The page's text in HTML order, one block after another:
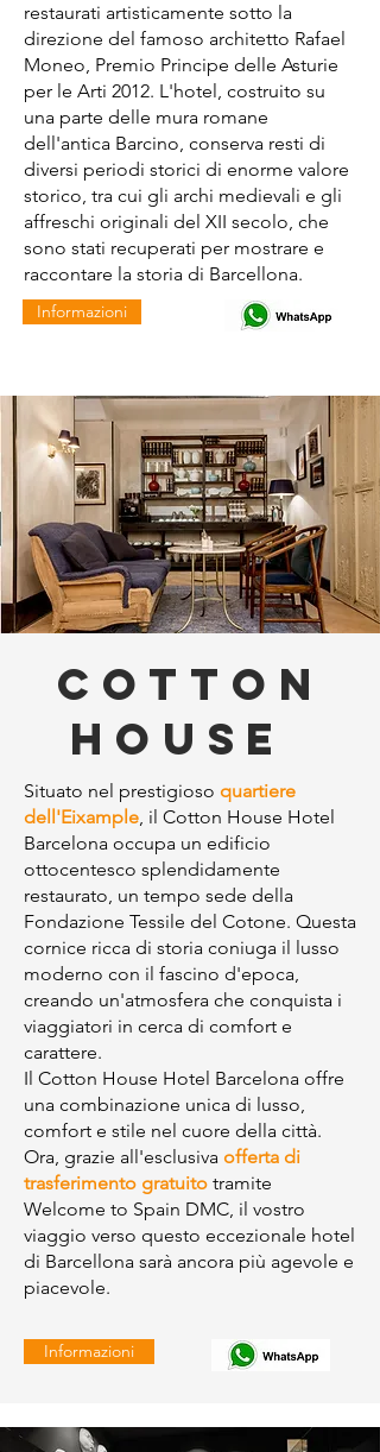
restaurati artisticamente sotto la
direzione del famoso architetto Rafael
Moneo, Premio Principe delle Asturie
per le Arti 2012. L'hotel, costruito su
una parte delle mura romane
dell'antica Barcino, conserva resti di
diversi periodi storici di enorme valore
storico, tra cui gli archi medievali e gli
affreschi originali del XII secolo, che
sono stati recuperati per mostrare e
raccontare la storia di Barcellona.
Informazioni
COTTON
HOUSE
Situato nel prestigioso quartiere
dell'Eixample, il Cotton House Hotel
Barcelona occupa un edificio
ottocentesco splendidamente
restaurato, un tempo sede della
Fondazione Tessile del Cotone. Questa
cornice ricca di storia coniuga il lusso
moderno con il fascino d'epoca,
creando un'atmosfera che conquista i
viaggiatori in cerca di comfort e
carattere.
Il Cotton House Hotel Barcelona offre
una combinazione unica di lusso,
comfort e stile nel cuore della città.
Ora, grazie all'esclusiva offerta di
trasferimento gratuito tramite
Welcome to Spain DMC, il vostro
viaggio verso questo eccezionale hotel
di Barcellona sarà ancora più agevole e
piacevole.
Informazioni